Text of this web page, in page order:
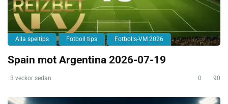
Alla speltips Fotboll tips Fotbolls-VM 2026
Spain mot Argentina 2026-07-19
3 veckor sedan 0 90